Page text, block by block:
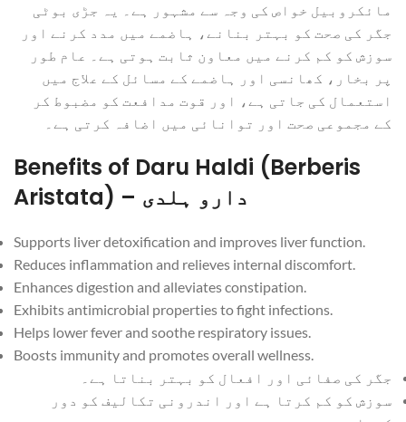
مائکروبیل خواص کی وجہ سے مشہور ہے۔ یہ جڑی بوٹی
جگر کی صحت کو بہتر بنانے، ہاضمے میں مدد کرنے اور
سوزش کو کم کرنے میں معاون ثابت ہوتی ہے۔ عام طور
پر بخار، کھانسی اور ہاضمے کے مسائل کے علاج میں
استعمال کی جاتی ہے، اور قوت مدافعت کو مضبوط کر
کے مجموعی صحت اور توانائی میں اضافہ کرتی ہے۔
Benefits of Daru Haldi (Berberis
Aristata) – دارو ہلدی
Supports liver detoxification and improves liver function.
Reduces inflammation and relieves internal discomfort.
Enhances digestion and alleviates constipation.
Exhibits antimicrobial properties to fight infections.
Helps lower fever and soothe respiratory issues.
Boosts immunity and promotes overall wellness.
جگر کی صفائی اور افعال کو بہتر بناتا ہے۔
سوزش کو کم کرتا ہے اور اندرونی تکالیف کو دور